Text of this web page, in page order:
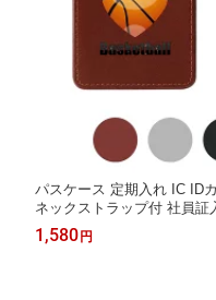
パスケース 定期入れ IC ID
ネックストラップ付 社員証
ル 音楽 音符 青
1,580 円